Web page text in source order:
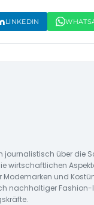
LINKEDIN
journalistisch über die
wirtschaftlichen
und
nachhaltiger